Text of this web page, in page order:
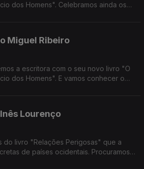
dos Homens". Celebramos ainda os
Miguel Ribeiro
a escritora com o seu novo livro "O
dos Homens". E vamos conhecer o
Lourenço
do livro "Relações Perigosas" que a
de países ocidentais. Procuramos